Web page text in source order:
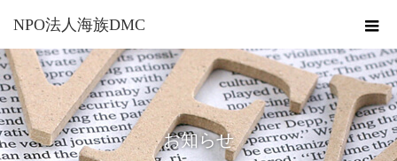
NPO法人海族DMC
お知らせ